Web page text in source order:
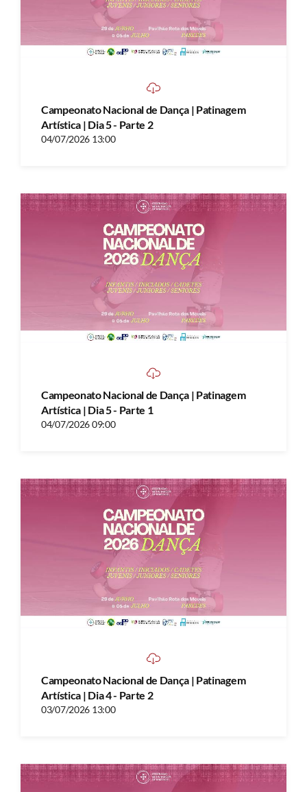
Campeonato Nacional de Dança | Patinagem
Artística | Dia 5 - Parte 2
04/07/2026 13:00
Campeonato Nacional de Dança | Patinagem
Artística | Dia 5 - Parte 1
04/07/2026 09:00
Campeonato Nacional de Dança | Patinagem
Artística | Dia 4 - Parte 2
03/07/2026 13:00